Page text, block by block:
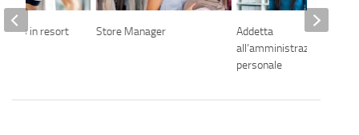
Store Manager
Addetta
all’amministrazione del
personale
in resort